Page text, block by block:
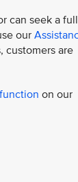
can seek a full
our
customers are
on our